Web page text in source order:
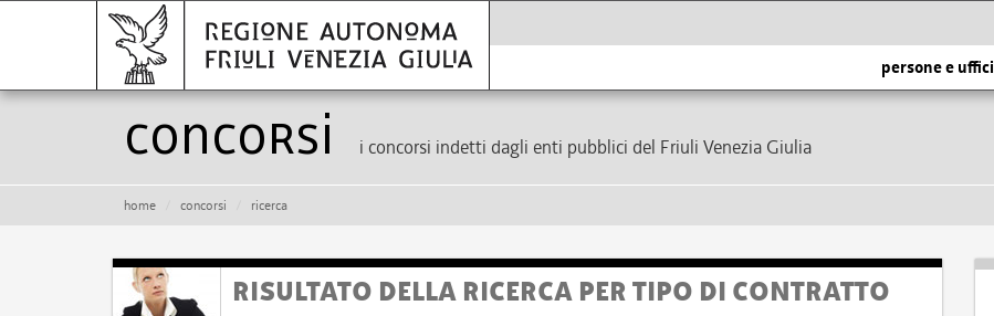
persone e uffici
Concorsi i concorsi indetti dagli enti pubblici del Friuli Venezia Giulia
home concorsi ricerca
RISULTATO DELLA RICERCA PER TIPO DI CONTRATTO